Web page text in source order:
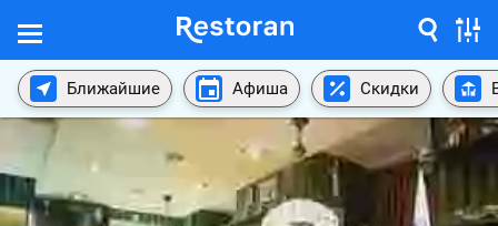
Ближайшие Афиша Скидки